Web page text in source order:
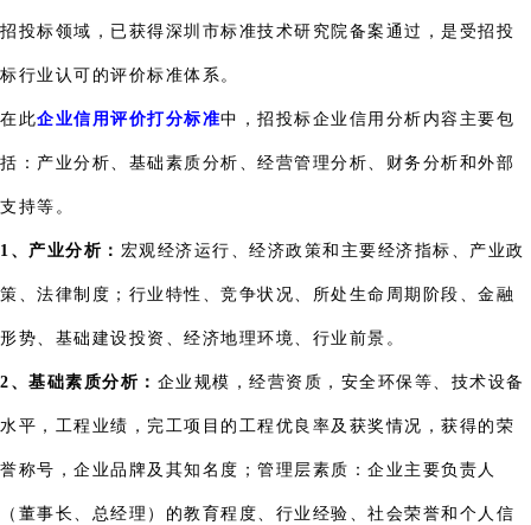
招投标领域，已获得深圳市标准技术研究院备案通过，是受招投
标行业认可的评价标准体系。
在此企业信用评价打分标准中，招投标企业信用分析内容主要包
括：产业分析、基础素质分析、经营管理分析、财务分析和外部
支持等。
1、产业分析： 宏观经济运行、经济政策和主要经济指标、产业政
策、法律制度；行业特性、竞争状况、所处生命周期阶段、金融
形势、基础建设投资、经济地理环境、行业前景。
2、基础素质分析： 企业规模，经营资质，安全环保等、技术设备
水平，工程业绩，完工项目的工程优良率及获奖情况，获得的荣
誉称号，企业品牌及其知名度；管理层素质：企业主要负责人
（董事长、总经理）的教育程度、行业经验、社会荣誉和个人信